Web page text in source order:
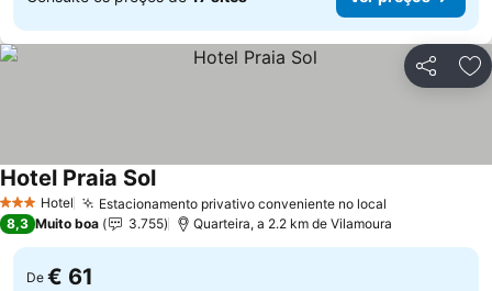
Partilhar
3 EstrelasHotel Estacionamento privativo conveniente no local
Hotel Praia SolVer preços
8,3 Muito boa 3.755 Quarteira, a 2.2 km de Vilamoura
De € 61